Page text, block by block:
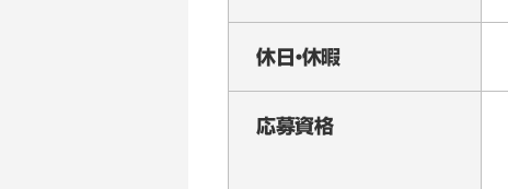
休日・休暇
応募資格